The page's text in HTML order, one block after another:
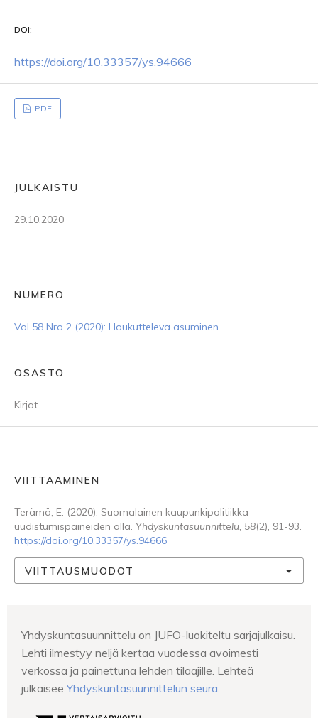
DOI:
https://doi.org/10.33357/ys.94666
PDF
JULKAISTU
29.10.2020
NUMERO
Vol 58 Nro 2 (2020): Houkutteleva asuminen
OSASTO
Kirjat
VIITTAAMINEN
Terämä, E. (2020). Suomalainen kaupunkipolitiikka
uudistumispaineiden alla. Yhdyskuntasuunnittelu, 58(2), 91-93.
https://doi.org/10.33357/ys.94666
VIITTAUSMUODOT
Yhdyskuntasuunnittelu on JUFO-luokiteltu sarjajulkaisu.
Lehti ilmestyy neljä kertaa vuodessa avoimesti
verkossa ja painettuna lehden tilaajille. Lehteä
julkaiseeYhdyskuntasuunnittelun seura.